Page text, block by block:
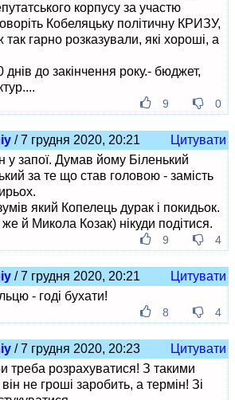
корпусу за участю
Кобеляцьку політичну КРИЗУ,
гарно розказували, які хороші, а
до закінчення року.- бюджет,
9 0
/ 7 грудня 2020, 20:21
Цитувати
у запої. Думав йому Біленький
за те що став головою - замість
який Копелець дурак і покидьок.
й Микола Козак) нікуди подітися.
9 4
/ 7 грудня 2020, 20:21
Цитувати
- годі бухати!
8 4
/ 7 грудня 2020, 20:23
Цитувати
треба розрахуватися! З такими
не гроші заробить, а термін! Зі